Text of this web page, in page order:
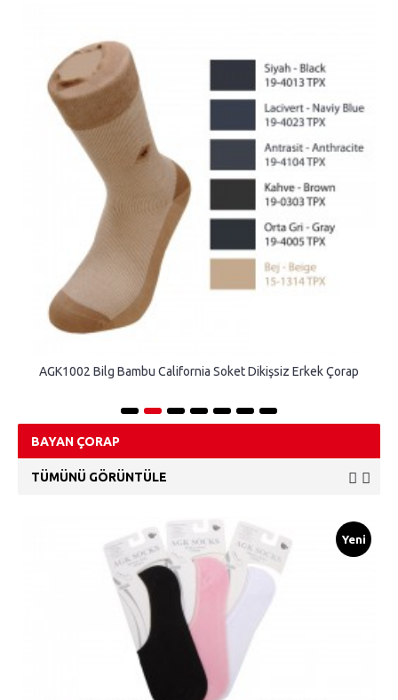
AGK1002 Bilg Bambu California Soket Dikişsiz Erkek Çorap
BAYAN ÇORAP
TÜMÜNÜ GÖRÜNTÜLE
Yeni